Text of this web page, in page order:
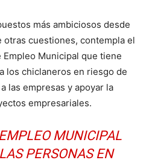
más ambiciosos desde
otras cuestiones, contempla el
Municipal que tiene
los chiclaneros en riesgo de
las empresas y apoyar la
empresariales.
MUNICIPAL
PERSONAS EN